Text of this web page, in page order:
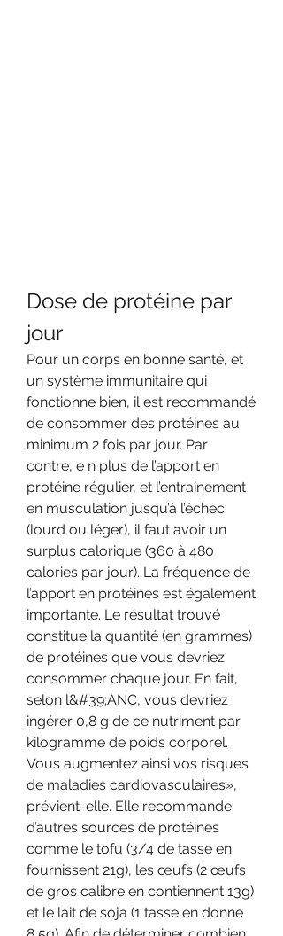
Dose de protéine par
jour
Pour un corps en bonne santé, et
un système immunitaire qui
fonctionne bien, il est recommandé
de consommer des protéines au
minimum 2 fois par jour. Par
contre, e n plus de l’apport en
protéine régulier, et l’entrainement
en musculation jusqu’à l’échec
(lourd ou léger), il faut avoir un
surplus calorique (360 à 480
calories par jour). La fréquence de
l’apport en protéines est également
importante. Le résultat trouvé
constitue la quantité (en grammes)
de protéines que vous devriez
consommer chaque jour. En fait,
selon l&#39;ANC, vous devriez
ingérer 0,8 g de ce nutriment par
kilogramme de poids corporel.
Vous augmentez ainsi vos risques
de maladies cardiovasculaires»,
prévient-elle. Elle recommande
d’autres sources de protéines
comme le tofu (3/4 de tasse en
fournissent 21g), les œufs (2 œufs
de gros calibre en contiennent 13g)
et le lait de soja (1 tasse en donne